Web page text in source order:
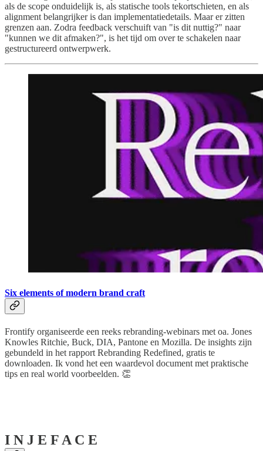
als de scope onduidelijk is, als statische tools tekortschieten, en als
alignment belangrijker is dan implementatiedetails. Maar er zitten
grenzen aan. Zodra feedback verschuift van "is dit nuttig?" naar
"kunnen we dit afmaken?", is het tijd om over te schakelen naar
gestructureerd ontwerpwerk.
Six elements of modern brand craft
Frontify organiseerde een reeks rebranding-webinars met oa. Jones
Knowles Ritchie, Buck, DIA, Pantone en Mozilla. De insights zijn
gebundeld in het rapport Rebranding Redefined, gratis te
downloaden. Ik vond het een waardevol document met praktische
tips en real world voorbeelden. 👏
I N J E F A C E